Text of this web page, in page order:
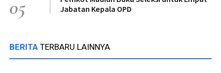
05
Jabatan Kepala OPD
BERITA TERBARU LAINNYA